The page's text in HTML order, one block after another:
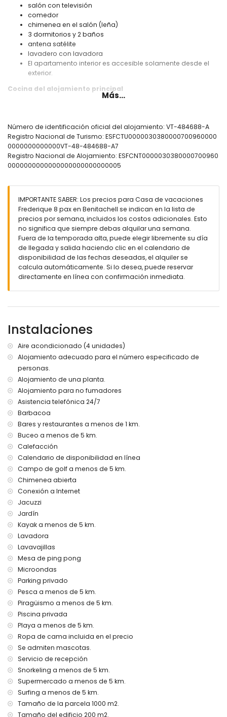
salón con televisión
comedor
chimenea en el salón (leña)
3 dormitorios y 2 baños
antena satélite
lavadero con lavadora
El apartamento interior es accesible solamente desde el
exterior.
Cocina del alojamiento principal
eléctrico, batidora, tostadora y exprimidor
Dormitorios y baños del alojamiento principal
2 dormitorios con aire acondicionado, cada uno con
cama doble
baño con doble lavabo, bañera, ducha y aseo
Interior del apartamento interior
dormitorio con aire acondicionado y cama doble
baño con lavabo individual, ducha y aseo
Exterior de esta casa de vacaciones
parcela vallada
hermoso jardín con césped, árboles y mobiliario de jardín
ducha exterior
zona de estar exterior y zona de comedor exterior
2 plazas de aparcamiento privadas
Más información
pueblo más cercano: Xàbia (a menos de 5 kilómetros de
la casa)
orilla o ribera más cercana: Mediterráneo (a menos de 5
kilómetros de la casa)
kilómetros de la casa)
puerto más cercano: Puerto de Moraira (a menos de 10
kilómetros de la casa)
parque más cercano: Cumbre del Sol (a menos de 10
kilómetros de la casa)
aeropuerto más cercano: Alicante (a menos de 100
kilómetros de la casa)
segundo aeropuerto más cercano: Valencia (> 100
kilómetros)
se prohíbe fumar
se admiten mascotas
El alojamiento es muy adecuado para familias con niños
Instalaciones y servicios incluidos en el precio del alquiler
de esta casa de vacaciones
plancha y tabla de planchar
ropa de cama y toallas
servicio de recepción y servicio de emergencia 24 horas
ping-pong
calefacción central y aire acondicionado
Instalaciones y servicios con coste adicional
jacuzzi al aire libre
cama extra y camas/cunas para niños (bajo demanda)
Entretenimiento y actividades de ocio para sus vacaciones
en Benitachell, Costa Blanca
paseo (El Portet) (a menos de 5 kilómetros de la casa)
Más...
Número de identificación oficial del alojamiento: VT-484688-A
Registro Nacional de Turismo: ESFCTU0000030380000700960000
0000000000000VT-48-484688-A7
Registro Nacional de Alojamiento: ESFCNT0000030380000700960
0000000000000000000000000005
IMPORTANTE SABER: Los precios para Casa de vacaciones
Frederique 8 pax en Benitachell se indican en la lista de
precios por semana, incluidos los costos adicionales. Esto
no significa que siempre debas alquilar una semana.
Fuera de la temporada alta, puede elegir libremente su día
de llegada y salida haciendo clic en el calendario de
disponibilidad de las fechas deseadas, el alquiler se
calcula automáticamente. Si lo desea, puede reservar
directamente en línea con confirmación inmediata.
Instalaciones
Aire acondicionado (4 unidades)
Alojamiento adecuado para el número especificado de
personas.
Alojamiento de una planta.
Alojamiento para no fumadores
Asistencia telefónica 24/7
Barbacoa
Bares y restaurantes a menos de 1 km.
Buceo a menos de 5 km.
Calefacción
Calendario de disponibilidad en línea
Campo de golf a menos de 5 km.
Chimenea abierta
Conexión a Internet
Jacuzzi
Jardín
Kayak a menos de 5 km.
Lavadora
Lavavajillas
Mesa de ping pong
Microondas
Parking privado
Pesca a menos de 5 km.
Piragüismo a menos de 5 km.
Piscina privada
Playa a menos de 5 km.
Ropa de cama incluida en el precio
Se admiten mascotas.
Servicio de recepción
Snorkeling a menos de 5 km.
Supermercado a menos de 5 km.
Surfing a menos de 5 km.
Tamaño de la parcela 1000 m2.
Tamaño del edificio 200 m2.